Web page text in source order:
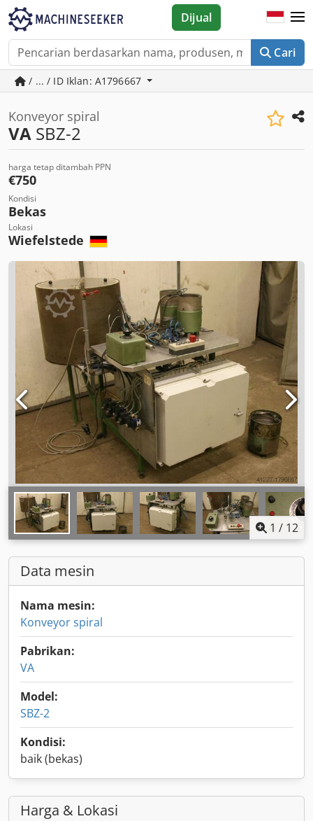
Cari
Dijual
/ ... / ID Iklan: A1796667
Konveyor spiral
VA SBZ-2
harga tetap ditambah PPN
€750
Kondisi
Bekas
Lokasi
Wiefelstede
1 / 12
Data mesin
Nama mesin:
Konveyor spiral
Pabrikan:
VA
Model:
SBZ-2
Kondisi:
baik (bekas)
Harga & Lokasi